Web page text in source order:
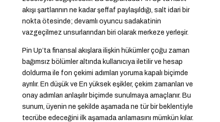
akışı şartlarının ne kadar şeffaf paylaşıldığı, salt idari bir
nokta ötesinde; devamlı oyuncu sadakatinin
vazgeçilmez unsurlarından biri olarak merkeze yerleşir.
Pin Up’ta finansal akışlara ilişkin hükümler çoğu zaman
bağımsız bölümler altında kullanıcıya iletilir ve hesap
doldurma ile fon çekimi adımları yoruma kapalı biçimde
ayrılır. En düşük ve En yüksek eşikler, çekim zamanları ve
onay adımları anlaşılır biçimde sunulmaya amaçlanır. Bu
sunum, üyenin ne şekilde aşamada ne tür bir beklentiyle
tecrübe edeceğini ilk aşamada anlamasını mümkün kılar.